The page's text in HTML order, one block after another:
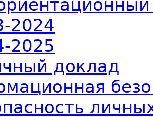
2024
2025
доклад